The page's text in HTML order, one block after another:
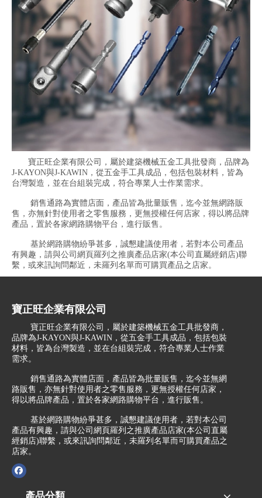
寶正旺企業有限公司，屬於建築機械五金工具批發商，品牌為
J-KAYON與J-KAWIN，從五金手工具成品，包括包裝材料，皆為
台灣製造，並在台組裝完成，符合專業人士作業需求。
銷售通路為實體店面，產品皆為批量販售，迄今並無網路販
售，亦無針對使用者之零售服務，更無授權任何店家，得以將品牌
產品，置於各家網路購物平台，進行販售。
基於網路購物紛爭甚多，誠懇建議使用者，若對本公司產品
有興趣，請與公司網頁羅列之推廣產品店家(本公司直屬經銷店)聯
繫，或來訊詢問鄰近，未羅列名單而可購買產品之店家。
寶正旺企業有限公司
寶正旺企業有限公司，屬於建築機械五金工具批發商，
品牌為J-KAYON與J-KAWIN，從五金手工具成品，包括包裝
材料，皆為台灣製造，並在台組裝完成，符合專業人士作業
需求。
銷售通路為實體店面，產品皆為批量販售，迄今並無網
路販售，亦無針對使用者之零售服務，更無授權任何店家，
得以將品牌產品，置於各家網路購物平台，進行販售。
基於網路購物紛爭甚多，誠懇建議使用者，若對本公司
產品有興趣，請與公司網頁羅列之推廣產品店家(本公司直屬
經銷店)聯繫，或來訊詢問鄰近，未羅列名單而可購買產品之
店家。